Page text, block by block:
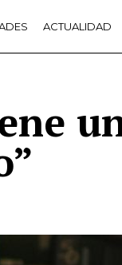
ACTUALIDAD
PREMIOS GOYA